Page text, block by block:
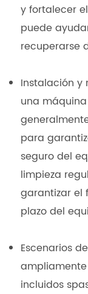
y fortalecer
puede
recuperarse
Instalación y
una
para
seguro del
limpieza
garantizar el
plazo del
Escenarios
incluidos